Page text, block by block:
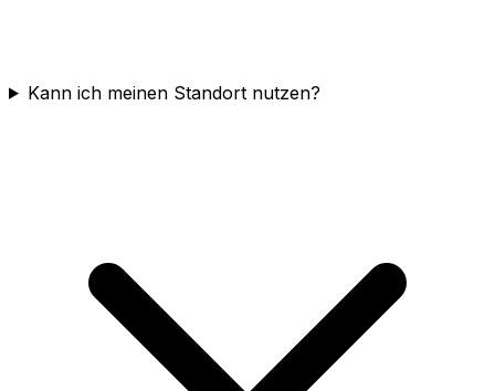
Kann ich meinen Standort nutzen?